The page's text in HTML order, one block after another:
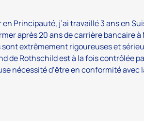
en Principauté, j’ai travaillé 3 ans en
après 20 ans de carrière bancaire
sont extrêmement rigoureuses et
de Rothschild est à la fois contrôlée
nécessité d’être en conformité avec